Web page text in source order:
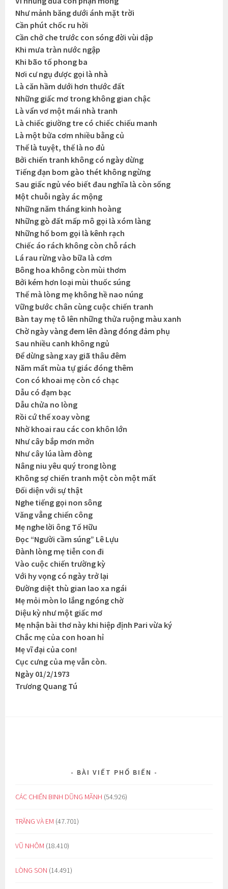
Như mảnh băng dưới ánh mặt trời
Cần phút chốc ru hời
Cần chở che trước con sóng đời vùi dập
Khi mưa tràn nước ngập
Khi bão tố phong ba
Nơi cư ngụ được gọi là nhà
Là căn hầm dưới hơn thước đất
Những giấc mơ trong không gian chậc
Là vẩn vơ một mái nhà tranh
Là chiếc giường tre có chiếc chiếu manh
Là một bửa cơm nhiều bằng củ
Thế là tuyệt, thế là no đủ
Bởi chiến tranh không có ngày dừng
Tiếng đạn bom gào thét không ngừng
Sau giấc ngủ véo biết đau nghĩa là còn sống
Một chuỗi ngày ác mộng
Những năm tháng kinh hoàng
Những gò đất mấp mô gọi là xóm làng
Những hố bom gọi là kênh rạch
Chiếc áo rách không còn chỗ rách
Lá rau rừng vào bữa là cơm
Bông hoa không còn mùi thơm
Bởi kém hơn loại mùi thuốc súng
Thế mà lòng mẹ không hề nao núng
Vững bước chân cùng cuộc chiến tranh
Bàn tay mẹ tô lên những thửa ruộng màu xanh
Chờ ngày vàng đem lên đàng đóng đảm phụ
Sau nhiều canh không ngủ
Để dừng sàng xay giã thâu đêm
Năm mất mùa tự giác đóng thêm
Con có khoai mẹ còn có chạc
Dẫu có đạm bạc
Dẫu chửa no lòng
Rồi cứ thế xoay vòng
Nhờ khoai rau các con khôn lớn
Như cây bắp mơn mởn
Như cây lúa làm đòng
Nâng niu yêu quý trong lòng
Không sợ chiến tranh một còn một mất
Đối diện với sự thật
Nghe tiếng gọi non sông
Văng vẳng chiến công
Mẹ nghe lời ông Tố Hữu
Đọc “Người cầm súng” Lê Lựu
Đành lòng mẹ tiễn con đi
Vào cuộc chiến trường kỳ
Với hy vọng có ngày trở lại
Đường diệt thù gian lao xa ngái
Mẹ mỏi mòn lo lắng ngóng chờ
Diệu kỳ như một giấc mơ
Mẹ nhận bài thơ này khi hiệp định Pari vừa ký
Chắc mẹ của con hoan hỉ
Mẹ vĩ đại của con!
Cục cưng của mẹ vẫn còn.
Ngày 01/2/1973
Trương Quang Tú
BÀI VIẾT PHỔ BIẾN
CÁC CHIẾN BINH DŨNG MÃNH (54.926)
TRĂNG VÀ EM (47.701)
VŨ NHÔM (18.410)
LÒNG SON (14.491)